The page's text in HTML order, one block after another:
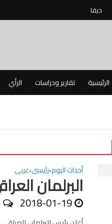
ديفا
الرئيسية تقارير ودراسات الرأي
أحداث اليوم•رئيسى•عربى
البرلمان
2018-01-19